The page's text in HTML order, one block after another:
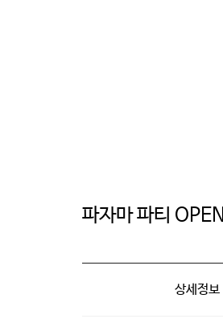
파자마 파티 OPEN
상세정보